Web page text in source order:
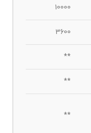
10000
3600
**
**
**